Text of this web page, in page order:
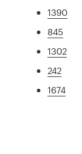
1390
845
1302
242
1674